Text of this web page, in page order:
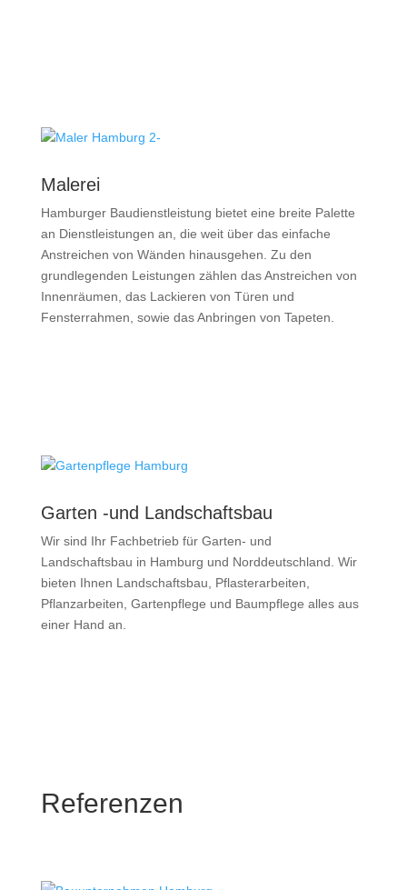
Malerei
Hamburger Baudienstleistung bietet eine breite Palette
an Dienstleistungen an, die weit über das einfache
Anstreichen von Wänden hinausgehen. Zu den
grundlegenden Leistungen zählen das Anstreichen von
Innenräumen, das Lackieren von Türen und
Fensterrahmen, sowie das Anbringen von Tapeten.
Garten -und Landschaftsbau
Wir sind Ihr Fachbetrieb für Garten- und
Landschaftsbau in Hamburg und Norddeutschland. Wir
bieten Ihnen Landschaftsbau, Pflasterarbeiten,
Pflanzarbeiten, Gartenpflege und Baumpflege alles aus
einer Hand an.
Referenzen